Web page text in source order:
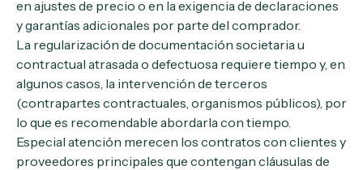
en ajustes de precio o en la exigencia de declaraciones
y garantías adicionales por parte del comprador.
La regularización de documentación societaria u
contractual atrasada o defectuosa requiere tiempo y, en
algunos casos, la intervención de terceros
(contrapartes contractuales, organismos públicos), por
lo que es recomendable abordarla con tiempo.
Especial atención merecen los contratos con clientes y
proveedores principales que contengan cláusulas de